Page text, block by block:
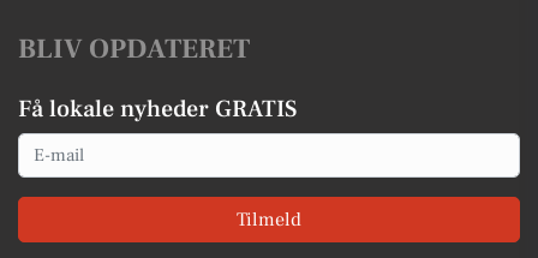
BLIV OPDATERET
Få lokale nyheder GRATIS
Email
Tilmeld